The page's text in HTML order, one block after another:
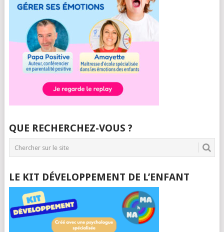
QUE RECHERCHEZ-VOUS ?
LE KIT DÉVELOPPEMENT DE L’ENFANT